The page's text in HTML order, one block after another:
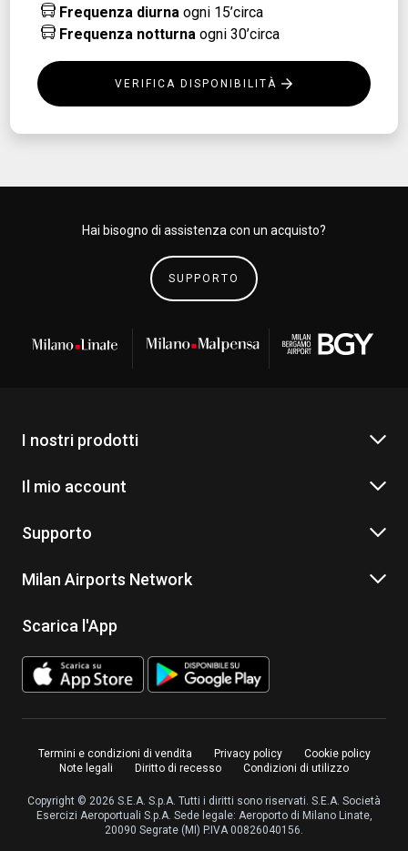
Frequenza diurna ogni 15’circa
Frequenza notturna ogni 30’circa
VERIFICA DISPONIBILITÀ
Hai bisogno di assistenza con un acquisto?
SUPPORTO
I nostri prodotti
Il mio account
Supporto
Milan Airports Network
Scarica l'App
Termini e condizioni di vendita Privacy policy
Cookie policy
Note legali
Diritto di recesso Condizioni di utilizzo
Copyright © 2026 S.E.A. S.p.A. Tutti i diritti sono riservati. S.E.A. Società
Esercizi Aeroportuali S.p.A. Sede legale: Aeroporto di Milano Linate,
20090 Segrate (MI) P.IVA 00826040156.